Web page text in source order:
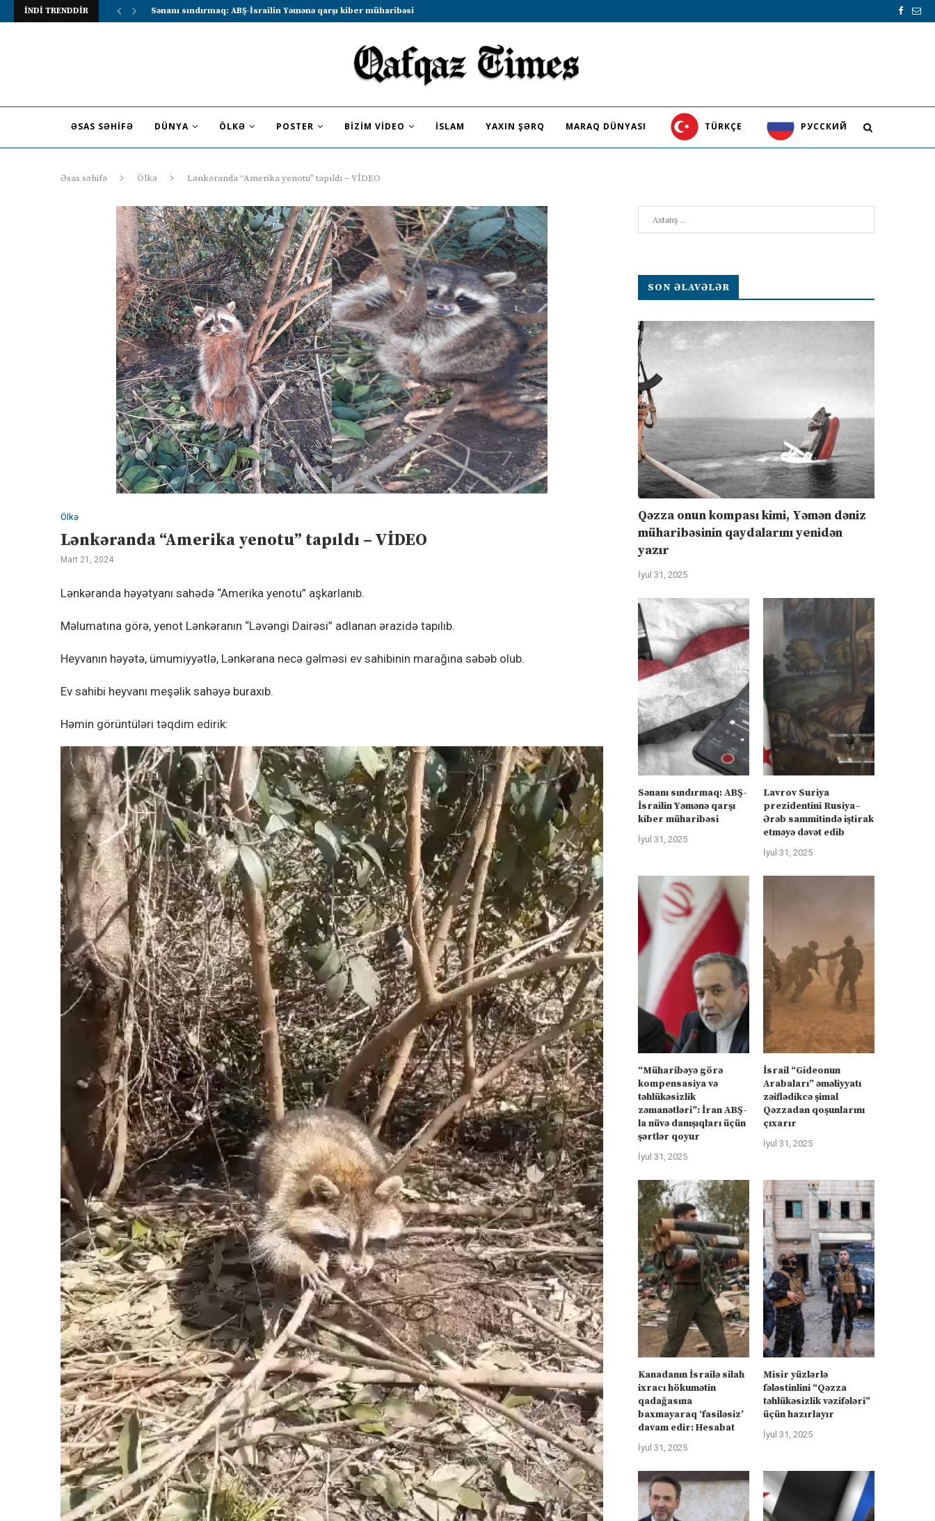
İNDİ TRENDDİR Lavrov Suriya prezidentini Rusiya–Ərəb sammitində iştirak etməyə dəvət...
ƏSAS SƏHIFƏ DÜNYA ÖLKƏ POSTER BIZIM VIDEO İSLAM YAXIN ŞƏRQ MARAQ DÜNYASI TÜRKÇE PУССКИЙ
Əsas səhifə Ölkə Lənkəranda “Amerika yenotu” tapıldı – VİDEO
Ölkə
Lənkəranda “Amerika yenotu” tapıldı – VİDEO
Mart 21, 2024
Lənkəranda həyətyanı sahədə “Amerika yenotu” aşkarlanıb.
Məlumatına görə, yenot Lənkəranın “Ləvəngi Dairəsi” adlanan ərazidə tapılıb.
Heyvanın həyətə, ümumiyyətlə, Lənkərana necə gəlməsi ev sahibinin marağına səbəb olub.
Ev sahibi heyvanı meşəlik sahəyə buraxıb.
Həmin görüntüləri təqdim edirik:
SON ƏLAVƏLƏR
Qəzza onun kompası kimi, Yəmən dəniz
müharibəsinin qaydalarını yenidən
yazır
İyul 31, 2025
Sənanı sındırmaq: ABŞ-
İsrailin Yəmənə qarşı
kiber müharibəsi
İyul 31, 2025
Lavrov Suriya
prezidentini Rusiya–
Ərəb sammitində iştirak
etməyə dəvət edib
İyul 31, 2025
“Müharibəyə görə
kompensasiya və
təhlükəsizlik
zəmanətləri”: İran ABŞ-
la nüvə danışıqları üçün
şərtlər qoyur
İyul 31, 2025
İsrail “Gideonun
Arabaları” əməliyyatı
zəiflədikcə şimal
Qəzzadan qoşunlarını
çıxarır
İyul 31, 2025
Kanadanın İsrailə silah
ixracı hökumətin
qadağasına
baxmayaraq ‘fasiləsiz’
davam edir: Hesabat
İyul 31, 2025
Misir yüzlərlə
fələstinlini “Qəzza
təhlükəsizlik vəzifələri”
üçün hazırlayır
İyul 31, 2025